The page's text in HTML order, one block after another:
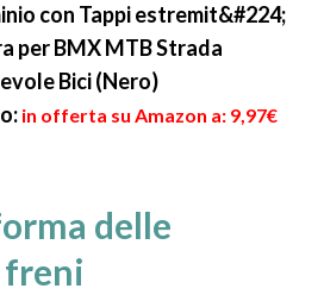
con Tappi estremit&#224;
per BMX MTB Strada
Bici (Nero)
in offerta su Amazon a: 9,97€
delle
freni